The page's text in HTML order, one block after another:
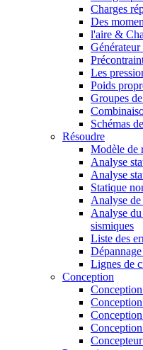
Charges
Des
l'aire &
Les
Poids
Groupes
Schémas
Résoudre
Modèle de
Analyse
Analyse
Statique
Analyse
Analyse du
sismiques
Liste des
Lignes de
Conception